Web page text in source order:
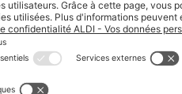
manquez aucune de nos offres.